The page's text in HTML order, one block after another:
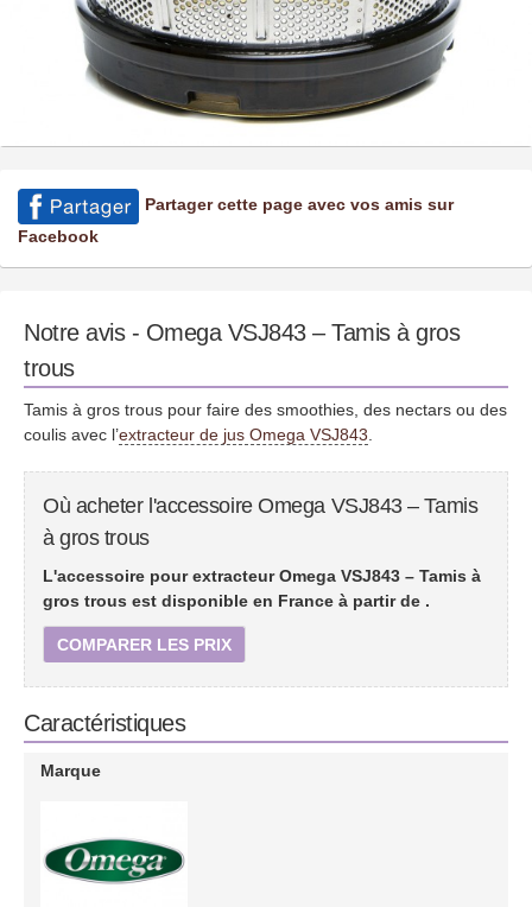
Partager cette page avec vos amis sur
Facebook
Notre avis - Omega VSJ843 – Tamis à gros
trous
Tamis à gros trous pour faire des smoothies, des nectars ou des
coulis avec l’extracteur de jus Omega VSJ843
Où acheter l'accessoire Omega VSJ843 – Tamis
à gros trous
L'accessoire pour extracteur Omega VSJ843 – Tamis à
gros trous est disponible en France à partir de .
COMPARER LES PRIX
Caractéristiques
Marque